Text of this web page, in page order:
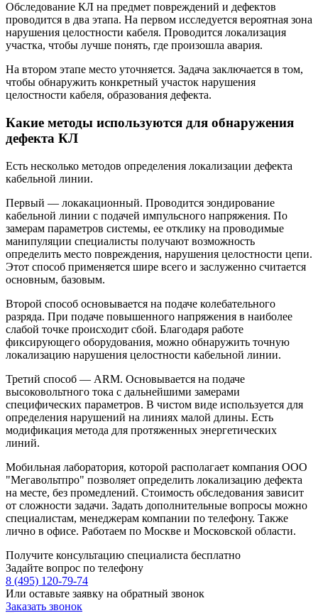
Обследование КЛ на предмет повреждений и дефектов
проводится в два этапа. На первом исследуется вероятная зона
нарушения целостности кабеля. Проводится локализация
участка, чтобы лучше понять, где произошла авария.
На втором этапе место уточняется. Задача заключается в том,
чтобы обнаружить конкретный участок нарушения
целостности кабеля, образования дефекта.
Какие методы используются для обнаружения
дефекта КЛ
Есть несколько методов определения локализации дефекта
кабельной линии.
Первый — локакационный. Проводится зондирование
кабельной линии с подачей импульсного напряжения. По
замерам параметров системы, ее отклику на проводимые
манипуляции специалисты получают возможность
определить место повреждения, нарушения целостности цепи.
Этот способ применяется шире всего и заслуженно считается
основным, базовым.
Второй способ основывается на подаче колебательного
разряда. При подаче повышенного напряжения в наиболее
слабой точке происходит сбой. Благодаря работе
фиксирующего оборудования, можно обнаружить точную
локализацию нарушения целостности кабельной линии.
Третий способ — ARM. Основывается на подаче
высоковольтного тока с дальнейшими замерами
специфических параметров. В чистом виде используется для
определения нарушений на линиях малой длины. Есть
модификация метода для протяженных энергетических
линий.
Мобильная лаборатория, которой располагает компания ООО
"Мегавольтпро" позволяет определить локализацию дефекта
на месте, без промедлений. Стоимость обследования зависит
от сложности задачи. Задать дополнительные вопросы можно
специалистам, менеджерам компании по телефону. Также
лично в офисе. Работаем по Москве и Московской области.
Получите консультацию специалиста бесплатно
Задайте вопрос по телефону
8 (495) 120-79-74
Или оставьте заявку на обратный звонок
Заказать звонок